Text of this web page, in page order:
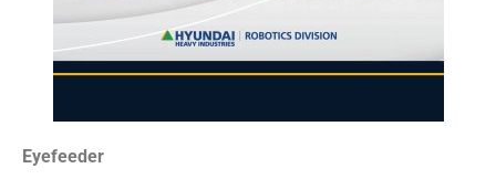
Eyefeeder